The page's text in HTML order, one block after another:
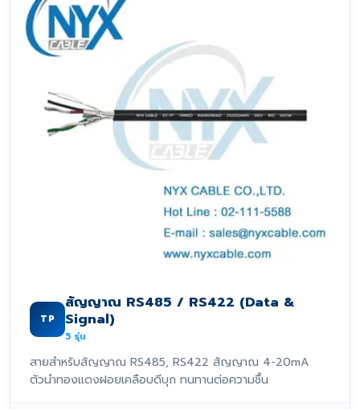
TP
สัญญาณ RS485 / RS422 (Data &
Signal)
5 รุ่น
สายสำหรับสัญญาณ RS485, RS422 สัญญาณ 4-20mA
ตัวนำทองแดงฝอยเคลือบดีบุก ทนทานต่อความชื้น